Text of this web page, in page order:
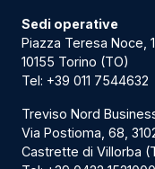
Sedi operative
Piazza Teresa Noce,
10155 Torino (TO)
Tel: +39 011 7544632
Treviso Nord
Via Postioma, 68,
Castrette di Villorba